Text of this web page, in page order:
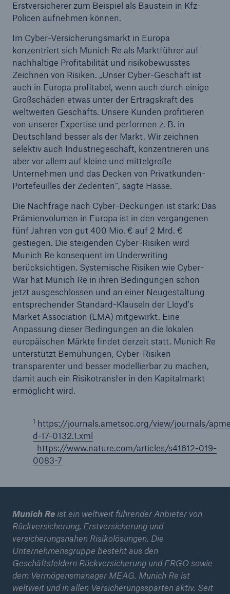
Erstversicherer zum Beispiel als Baustein in Kfz-
Policen aufnehmen können.
Im Cyber-Versicherungsmarkt in Europa
konzentriert sich Munich Re als Marktführer auf
nachhaltige Profitabilität und risikobewusstes
Zeichnen von Risiken. „Unser Cyber-Geschäft ist
auch in Europa profitabel, wenn auch durch einige
Großschäden etwas unter der Ertragskraft des
weltweiten Geschäfts. Unsere Kunden profitieren
von unserer Expertise und performen z. B. in
Deutschland besser als der Markt. Wir zeichnen
selektiv auch Industriegeschäft, konzentrieren uns
aber vor allem auf kleine und mittelgroße
Unternehmen und das Decken von Privatkunden-
Portefeuilles der Zedenten“, sagte Hasse.
Die Nachfrage nach Cyber-Deckungen ist stark: Das
Prämienvolumen in Europa ist in den vergangenen
fünf Jahren von gut 400 Mio. € auf 2 Mrd. €
gestiegen. Die steigenden Cyber-Risiken wird
Munich Re konsequent im Underwriting
berücksichtigen. Systemische Risiken wie Cyber-
War hat Munich Re in ihren Bedingungen schon
jetzt ausgeschlossen und an einer Neugestaltung
entsprechender Standard-Klauseln der Lloyd's
Market Association (LMA) mitgewirkt. Eine
Anpassung dieser Bedingungen an die lokalen
europäischen Märkte findet derzeit statt. Munich Re
unterstützt Bemühungen, Cyber-Risiken
transparenter und besser modellierbar zu machen,
damit auch ein Risikotransfer in den Kapitalmarkt
ermöglicht wird.
1 https://journals.ametsoc.org/view/journals/
d-17-0132.1.xml
https://www.nature.com/articles/s41612-019-
0083-7
Munich Reist ein weltweit führender Anbieter von
Rückversicherung, Erstversicherung und
versicherungsnahen Risikolösungen. Die
Unternehmensgruppe besteht aus den
Geschäftsfeldern Rückversicherung und ERGO sowie
dem Vermögensmanager MEAG. Munich Re ist
weltweit und in allen Versicherungssparten aktiv. Seit